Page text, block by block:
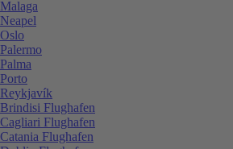
Malaga
Neapel
Oslo
Palermo
Palma
Porto
Reykjavík
Brindisi Flughafen
Cagliari Flughafen
Catania Flughafen